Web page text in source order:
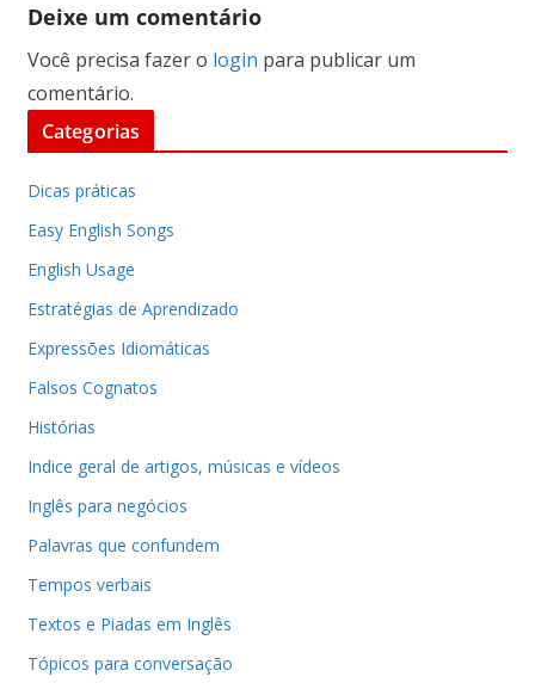
Deixe um comentário
Você precisa fazer o login para publicar um
comentário.
Categorias
Dicas práticas
Easy English Songs
English Usage
Estratégias de Aprendizado
Expressões Idiomáticas
Falsos Cognatos
Histórias
Indice geral de artigos, músicas e vídeos
Inglês para negócios
Palavras que confundem
Tempos verbais
Textos e Piadas em Inglês
Tópicos para conversação